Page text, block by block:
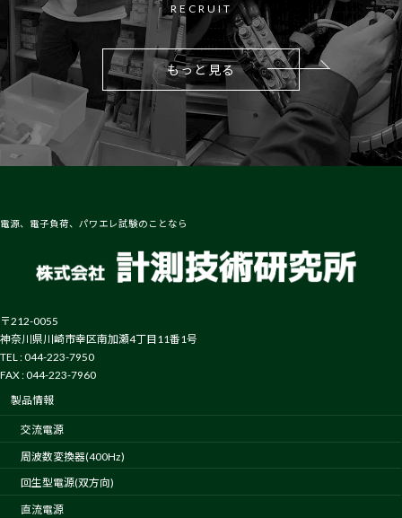
RECRUIT
もっと見る
電源、電子負荷、パワエレ試験のことなら
〒212-0055
神奈川県川崎市幸区南加瀬4丁目11番1号
TEL : 044-223-7950
FAX : 044-223-7960
製品情報
交流電源
周波数変換器(400Hz)
回生型電源(双方向)
直流電源